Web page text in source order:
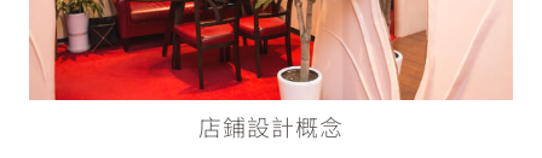
店鋪設計概念